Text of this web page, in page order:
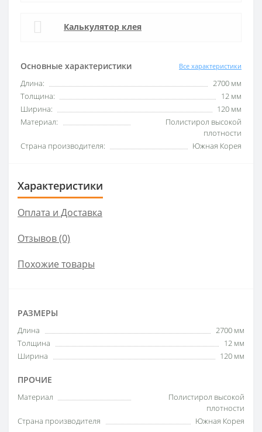
Основные характеристики Все характеристики
Длина:
2700 мм
Толщина:
12 мм
Ширина:
120 мм
Материал:
Полистирол высокой
плотности
Страна производителя:
Южная Корея
Калькулятор клея
Характеристики
Оплата и Доставка
Отзывов (0)
Похожие товары
РАЗМЕРЫ
Длина
2700 мм
Толщина
12 мм
Ширина
120 мм
ПРОЧИЕ
Материал
Полистирол высокой
плотности
Страна производителя
Южная Корея